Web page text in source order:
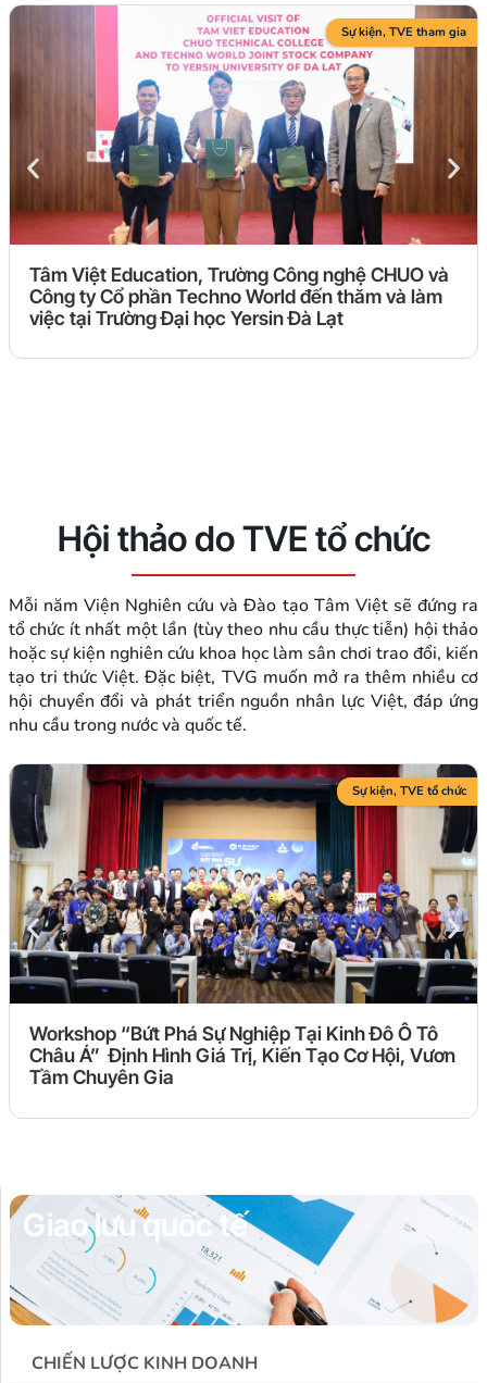
Sự kiện, TVE tham gia
Tâm Việt Education, Trường Công nghệ CHUO và
Công ty Cổ phần Techno World đến thăm và làm
việc tại Trường Đại học Yersin Đà Lạt
Hội thảo do TVE tổ chức
Mỗi năm Viện Nghiên cứu và Đào tạo Tâm Việt sẽ đứng ra
tổ chức ít nhất một lần (tùy theo nhu cầu thực tiễn) hội thảo
hoặc sự kiện nghiên cứu khoa học làm sân chơi trao đổi, kiến
tạo tri thức Việt. Đặc biệt, TVG muốn mở ra thêm nhiều cơ
hội chuyển đổi và phát triển nguồn nhân lực Việt, đáp ứng
nhu cầu trong nước và quốc tế.
Sự kiện, TVE tổ chức
Workshop “Bứt Phá Sự Nghiệp Tại Kinh Đô Ô Tô
Châu Á” Định Hình Giá Trị, Kiến Tạo Cơ Hội, Vươn
Tầm Chuyên Gia
Giao lưu quốc tế
CHIẾN LƯỢC KINH DOANH